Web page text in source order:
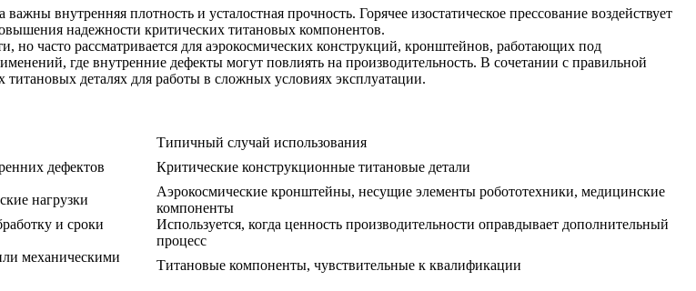
важны внутренняя плотность и усталостная прочность. Горячее изостатическое прессование воздействует
надежности критических титановых компонентов.
но часто рассматривается для аэрокосмических конструкций, кронштейнов, работающих под
где внутренние дефекты могут повлиять на производительность. В сочетании с правильной
деталях для работы в сложных условиях эксплуатации.
Типичный случай использования
дефектов Критические конструкционные титановые детали
нагрузки
Аэрокосмические кронштейны, несущие элементы робототехники, медицинские
компоненты
и сроки
Используется, когда ценность производительности оправдывает дополнительный
процесс
механическими
Титановые компоненты, чувствительные к квалификации